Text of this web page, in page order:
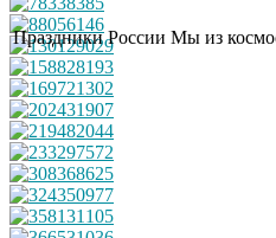
Праздники России Мы из